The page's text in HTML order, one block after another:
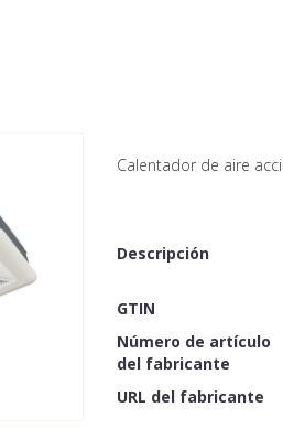
Calentador de aire
Descripción
GTIN
Número de artículo
del fabricante
URL del fabricante